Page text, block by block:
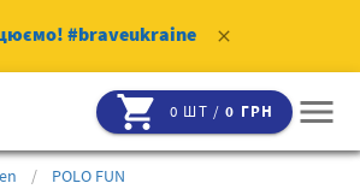
#braveukraine clear
shopping_cart 0 ШТ /0 ГРН menu
/ POLO FUN